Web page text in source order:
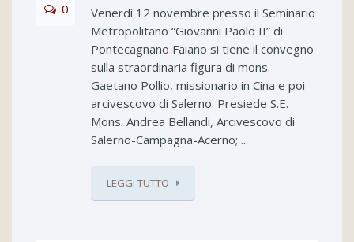
0
Venerdì 12 novembre presso il Seminario
Metropolitano “Giovanni Paolo II” di
Pontecagnano Faiano si tiene il convegno
sulla straordinaria figura di mons.
Gaetano Pollio, missionario in Cina e poi
arcivescovo di Salerno. Presiede S.E.
Mons. Andrea Bellandi, Arcivescovo di
Salerno-Campagna-Acerno; ...
LEGGI TUTTO